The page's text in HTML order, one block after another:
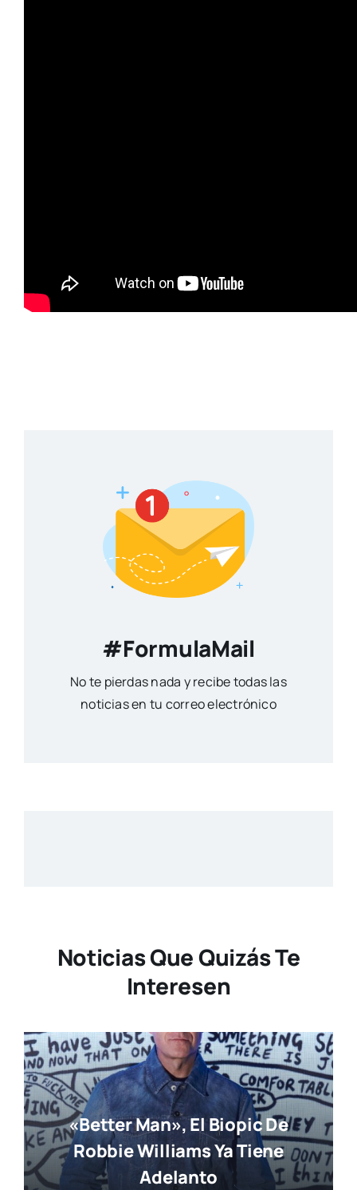
#FormulaMail
No te pierdas nada y recibe todas las
noticias en tu correo electrónico
Noticias Que Quizás Te
Interesen
«Better Man», El Biopic De
Robbie Williams Ya Tiene
Adelanto